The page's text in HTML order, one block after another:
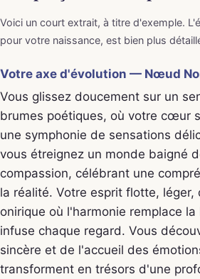
Voici un court extrait, à titre d'exemple.
pour votre naissance, est bien plus
Votre axe d'évolution — Nœud
Vous glissez doucement sur un
brumes poétiques, où votre cœur
une symphonie de sensations
vous étreignez un monde baigné
compassion, célébrant une
la réalité. Votre esprit flotte, léger,
onirique où l'harmonie remplace
infuse chaque regard. Vous
sincère et de l'accueil des
transforment en trésors d'une